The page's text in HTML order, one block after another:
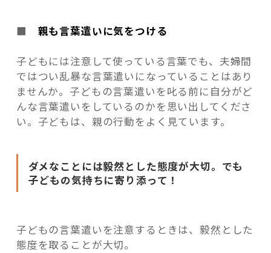
■ 親も言葉遣いに気をつける
子どもには注意して使っている言葉でも、夫婦間
ではつい乱暴な言葉遣いになっていることはあり
ませんか。子どもの言葉遣いを叱る前に自分がど
んな言葉遣いをしているのかを思い出してくださ
い。子どもは、親の行動をよく見ています。
ダメなことには毅然とした態度が大切。でも
子どもの気持ちに寄り添って！
子どもの言葉遣いを注意するときは、毅然とした
態度を取ることが大切。